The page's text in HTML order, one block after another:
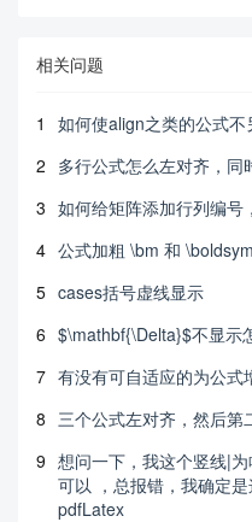
相关问题
1
如何使align之类的公式不
2 多行公式怎么左对齐，同
3 如何给矩阵添加行列编号
4 公式加粗 \bm 和
5 cases括号虚线显示
6 $\mathbf{\Delta}$不显示
7 有没有可自适应的为公式
8 三个公式左对齐，然后第
9 想问一下，我这个竖线|
可以 ，总报错，我确定
pdfLatex